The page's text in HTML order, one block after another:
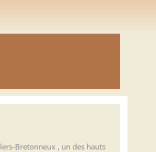
Bretonneux , un des hauts